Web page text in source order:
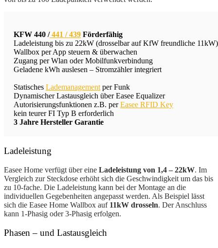
KFW 440 /441 / 439 Förderfähig
Ladeleistung bis zu 22kW (drosselbar auf KfW freundliche 11kW)
Wallbox per App steuern & überwachen
Zugang per Wlan oder Mobilfunkverbindung
Geladene kWh auslesen – Stromzähler integriert
Statisches Lademanagementper Funk
Dynamischer Lastausgleich über Easee Equalizer
Autorisierungsfunktionen z.B. perEasee RFID Key
kein teurer FI Typ B erforderlich
3 Jahre Hersteller Garantie
Ladeleistung
Easee Home verfügt über eine Ladeleistung von 1,4 – 22kW. Im
Vergleich zur Steckdose erhöht sich die Geschwindigkeit um das bis
zu 10-fache. Die Ladeleistung kann bei der Montage an die
individuellen Gegebenheiten angepasst werden. Als Beispiel lässt
sich die Easee Home Wallbox auf 11kW drosseln. Der Anschluss
kann 1-Phasig oder 3-Phasig erfolgen.
Phasen – und Lastausgleich